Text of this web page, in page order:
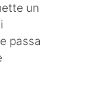
un
passa